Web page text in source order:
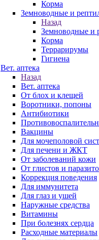
Корма
Земноводные и
Назад
Земноводные и
Корма
Террарирумы
Гигиена
Вет. аптека
Назад
Вет. аптека
От блох и клещей
Воротники, попоны
Антибиотики
Вакцины
Для мочеполовой
Для печени и ЖКТ
От заболеваний кожи
От глистов и
Коррекция поведения
Для иммунитета
Для глаз и ушей
Наружные средства
Витамины
При болезнях сердца
Расходные материалы